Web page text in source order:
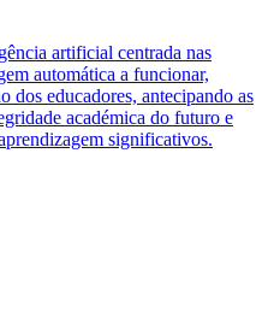
artificial centrada nas
automática a funcionar,
dos educadores, antecipando as
académica do futuro e
significativos.